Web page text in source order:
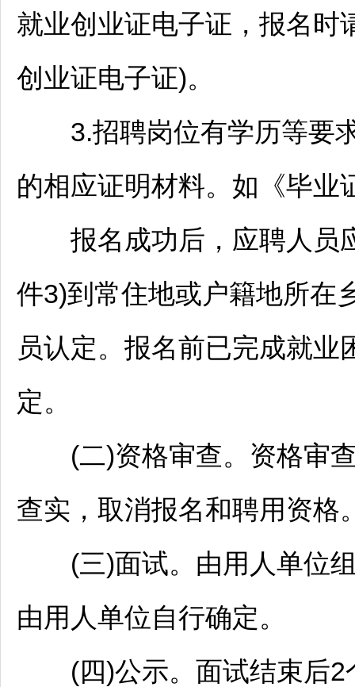
就业创业证电子证，报名时
创业证电子证)。
3.招聘岗位有学历等要
的相应证明材料。如《毕业
报名成功后，应聘人员
件3)到常住地或户籍地所在
员认定。报名前已完成就
定。
(二)资格审查。资格审查
查实，取消报名和聘用资格
(三)面试。由用人单位组
由用人单位自行确定。
(四)公示。面试结束后2